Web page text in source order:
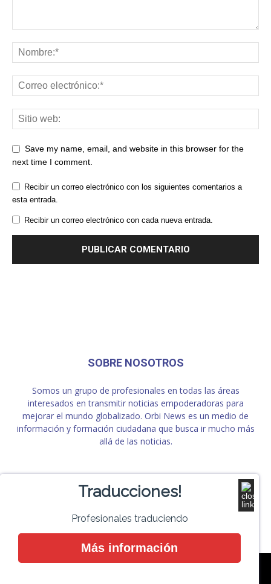
Save my name, email, and website in this browser for the
next time I comment.
Recibir un correo electrónico con los siguientes comentarios a
esta entrada.
Recibir un correo electrónico con cada nueva entrada.
SOBRE NOSOTROS
Somos un grupo de profesionales en todas las áreas
interesados en transmitir noticias empoderadoras para
mejorar el mundo globalizado. Orbi News es un medio de
información y formación ciudadana que busca ir mucho más
allá de las noticias.
SÍGUENOS
Traducciones!
Profesionales traduciendo
Más información